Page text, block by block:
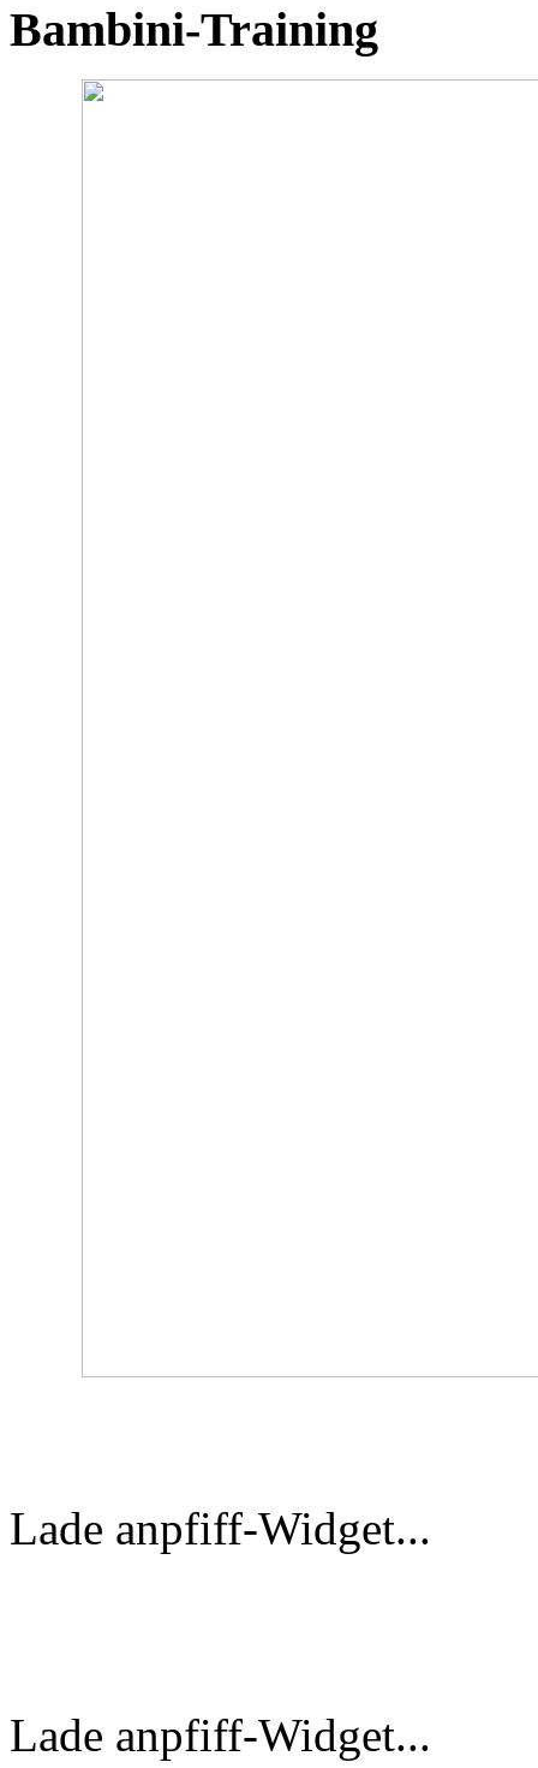
Bambini-Training
Lade anpfiff-Widget...
Lade anpfiff-Widget...